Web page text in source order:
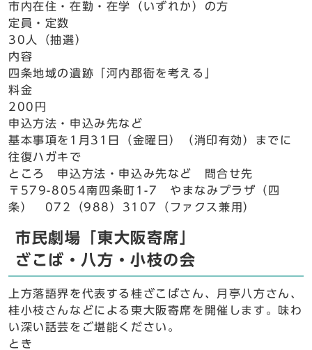
市内在住・在勤・在学（いずれか）の方
定員・定数
30人（抽選）
内容
四条地域の遺跡「河内郡衙を考える」
料金
200円
申込方法・申込み先など
基本事項を1月31日（金曜日）（消印有効）までに
往復ハガキで
ところ 申込方法・申込み先など 問合せ先
〒579-8054南四条町1-7 やまなみプラザ（四
条） 072（988）3107（ファクス兼用）
市民劇場「東大阪寄席」
ざこば・八方・小枝の会
上方落語界を代表する桂ざこばさん、月亭八方さん、
桂小枝さんなどによる東大阪寄席を開催します。味わ
い深い話芸をご堪能ください。
とき